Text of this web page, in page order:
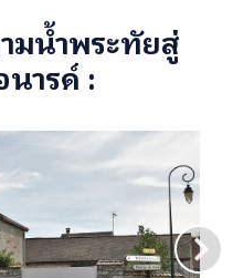
มน้ำพระทัยสู่
นารด์ :